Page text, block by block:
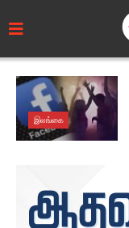
இலங்கை